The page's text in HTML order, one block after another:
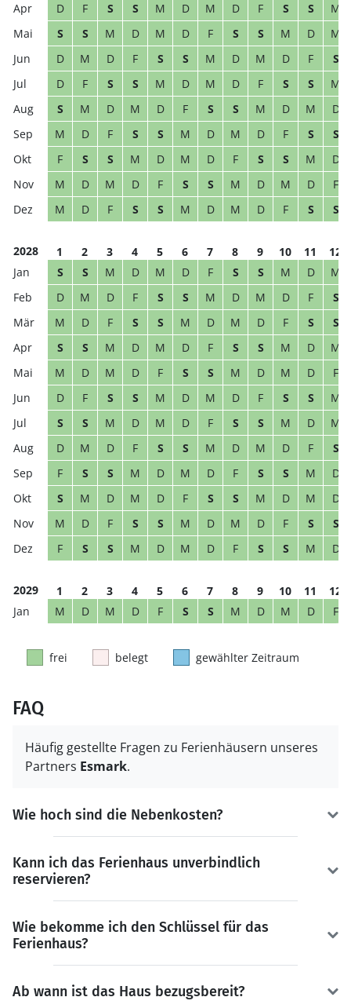
D F S S M D M D F S S
M
S
S M D M D F S S M D
M
D
M D F S S M D M D F
S
D
F S S M D M D F S S
M
S
M D M D F S S M D M
D
M
D F S S M D M D F S
S
F
S S M D M D F S S M
D
M
D M D F S S M D M D
F
M
D F S S M D M D F S S
2028 1 2 3 4 5 6 7 8 9 10 11
12
S
S M D M D F S S M D
M
D
M D F S S M D M D F
S
M
D F S S M D M D F S
S
S
S M D M D F S S M D
M
M
D M D F S S M D M D
F
D
F S S M D M D F S S
M
S
S M D M D F S S M D
M
D
M D F S S M D M D F
S
F
S S M D M D F S S M
D
S
M D M D F S S M D M
D
M
D F S S M D M D F S
S
F
S S M D M D F S S M D
2029 1 2 3 4 5 6 7 8 9 10 11
12
M
D M D F S S M D M D F
frei belegt gewählter Zeitraum
FAQ
Häufig gestellte Fragen zu Ferienhäusern unseres
Partners Esmark.
Wie hoch sind die Nebenkosten?
Kann ich das Ferienhaus unverbindlich
reservieren?
Wie bekomme ich den Schlüssel für das
Ferienhaus?
Ab wann ist das Haus bezugsbereit?